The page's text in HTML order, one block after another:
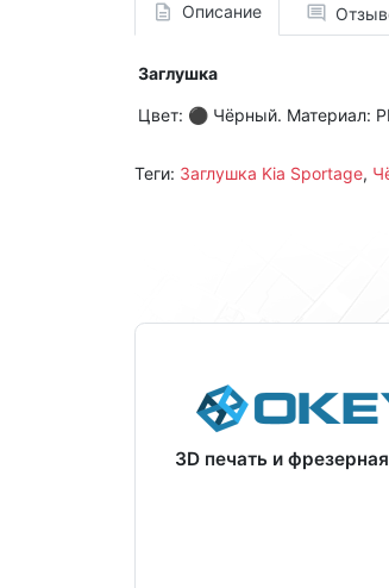
Описание
Заглушка
Цвет: ⚫ Чёрный. Материал:
Теги: Заглушка Kia Sportage,
3D печать и